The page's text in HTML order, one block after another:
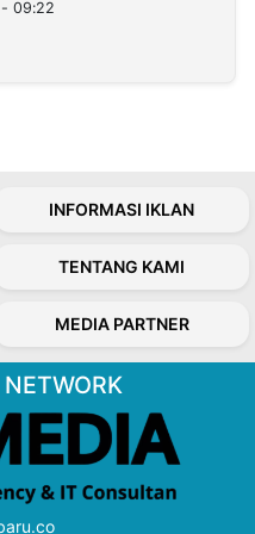
09:22
INFORMASI IKLAN
TENTANG KAMI
MEDIA PARTNER